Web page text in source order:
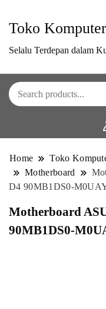
Toko
Selalu Terdepan dalam
Home Toko
Motherboard
D4 90MB1DS0-
Motherboard
90MB1DS0-